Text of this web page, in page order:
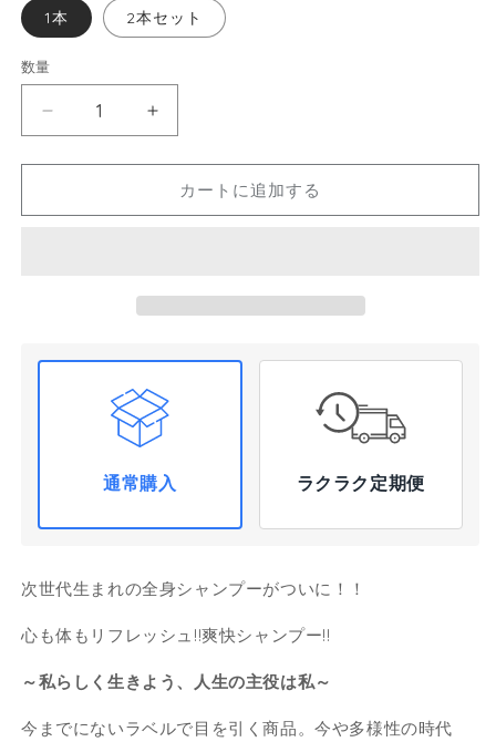
1本 2本セット
数量
RAKU
快
ー
ワ
イ
ト
ム
ク
RAKU
快
ー
っ
ぱ
タ
ワ
ト
ム
ク
カートに追加する
通常購入 ラクラク定期便
次世代生まれの全身シャンプーがついに！！
心も体もリフレッシュ!!爽快シャンプー!!
～私らしく生きよう、人生の主役は私～
今までにないラベルで目を引く商品。今や多様性の時代